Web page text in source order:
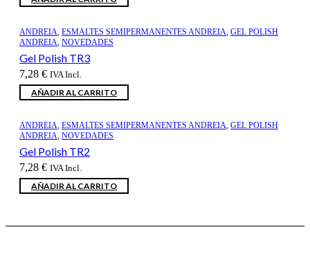
ANDREIA, ESMALTES SEMIPERMANENTES ANDREIA, GEL POLISH
ANDREIA, NOVEDADES
Gel Polish TR3
7,28 € IVA Incl.
AÑADIR AL CARRITO
ANDREIA, ESMALTES SEMIPERMANENTES ANDREIA, GEL POLISH
ANDREIA, NOVEDADES
Gel Polish TR2
7,28 € IVA Incl.
AÑADIR AL CARRITO